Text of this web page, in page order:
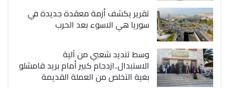
تقرير يكشف أزمة معقدة جديدة في
سوريا هي الاسوء بعد الحرب
وسط تنديد شعبي من آلية
الاستبدال..ازدحام كبير أمام بريد قامشلو
بغية التخلص من العملة القديمة